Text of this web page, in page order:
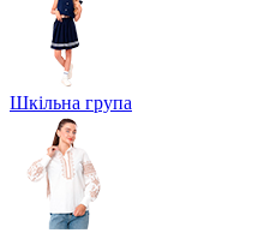
Шкільна група